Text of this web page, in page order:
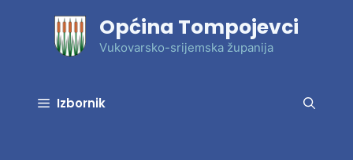
Općina Tompojevci
Vukovarsko-srijemska županija
Izbornik